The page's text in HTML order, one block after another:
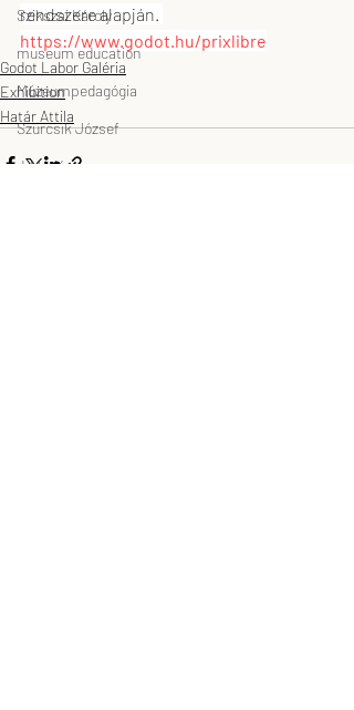
Szikszai Károly
museum education
Múzeumpedagógia
Szurcsik József
drMáriás
rendszere alapján.
https://www.godot.hu/prixlibre
Godot Labor Galéria
Exhibition
Határ Attila